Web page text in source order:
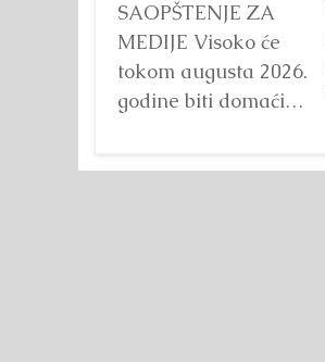
SAOPŠTENJE ZA
MEDIJE Visoko će
tokom augusta 2026.
godine biti domaćin